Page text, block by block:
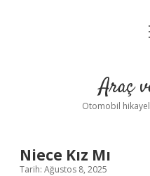
Araç
Otomobil
Niece Kız Mı
Tarih: Ağustos 8, 2025